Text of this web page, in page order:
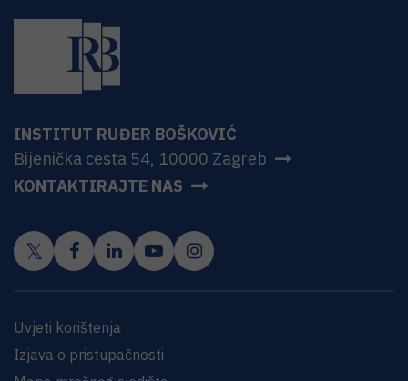
INSTITUT RUĐER BOŠKOVIĆ
Bijenička cesta 54, 10000 Zagreb
KONTAKTIRAJTE NAS
Uvjeti korištenja
Izjava o pristupačnosti